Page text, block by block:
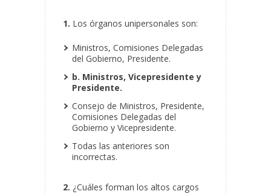
1. Los órganos unipersonales son:
Ministros, Comisiones Delegadas
del Gobierno, Presidente.
b. Ministros, Vicepresidente y
Presidente.
Consejo de Ministros, Presidente,
Comisiones Delegadas del
Gobierno y Vicepresidente.
Todas las anteriores son
incorrectas.
2. ¿Cuáles forman los altos cargos